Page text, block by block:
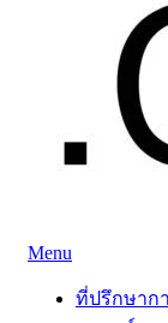
Skip
content
Menu
ที่ปรึกษาก